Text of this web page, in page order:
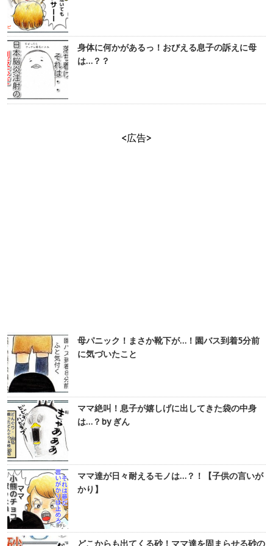
身体に何かがあるっ！おびえる息子の訴えに母
は…？？
<広告>
母パニック！まさか靴下が…！園バス到着5分前
に気づいたこと
ママ絶叫！息子が嬉しげに出してきた袋の中身
は…？by ぎん
ママ達が日々耐えるモノは…？！【子供の言いが
かり】
どこからも出てくる砂！ママ達を固まらせる砂の